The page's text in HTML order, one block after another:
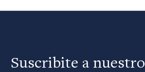
Suscribite a nuestro